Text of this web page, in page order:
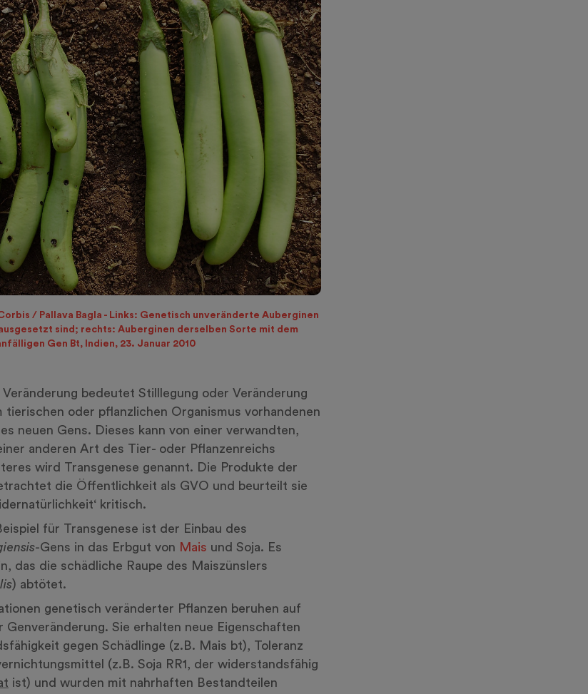
/ Pallava Bagla - Links: Genetisch unveränderte Auberginen
sind; rechts: Auberginen derselben Sorte mit dem
Gen Bt, Indien, 23. Januar 2010
bedeutet Stilllegung oder Veränderung
tierischen oder pflanzlichen Organismus vorhandenen
neuen Gens. Dieses kann von einer verwandten,
anderen Art des Tier- oder Pflanzenreichs
wird Transgenese genannt. Die Produkte der
die Öffentlichkeit als GVO und beurteilt sie
kritisch.
für Transgenese ist der Einbau des
-Gens in das Erbgut von Mais und Soja. Es
das die schädliche Raupe des Maiszünslers
) abtötet.
genetisch veränderter Pflanzen beruhen auf
Genveränderung. Sie erhalten neue Eigenschaften
gegen Schädlinge (z.B. Mais bt), Toleranz
(z.B. Soja RR1, der widerstandsfähig
ist) und wurden mit nahrhaften Bestandteilen